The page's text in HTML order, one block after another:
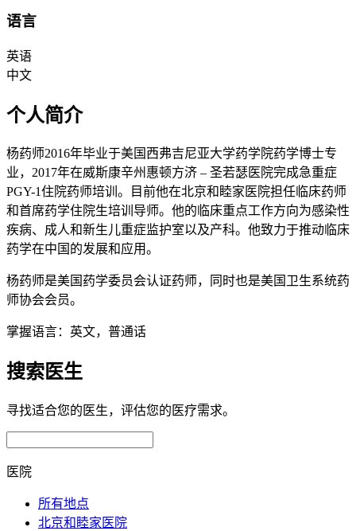
语言
英语
中文
个人简介
杨药师2016年毕业于美国西弗吉尼亚大学药学院药学博士专
业，2017年在威斯康辛州惠顿方济 – 圣若瑟医院完成急重症
PGY-1住院药师培训。目前他在北京和睦家医院担任临床药师
和首席药学住院生培训导师。他的临床重点工作方向为感染性
疾病、成人和新生儿重症监护室以及产科。他致力于推动临床
药学在中国的发展和应用。
杨药师是美国药学委员会认证药师，同时也是美国卫生系统药
师协会会员。
掌握语言：英文，普通话
搜索医生
寻找适合您的医生，评估您的医疗需求。
医院
所有地点
北京和睦家医院